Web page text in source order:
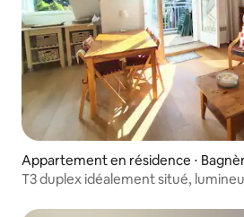
Appartement en résidence ⋅
hon
T3 duplex idéalement situé,